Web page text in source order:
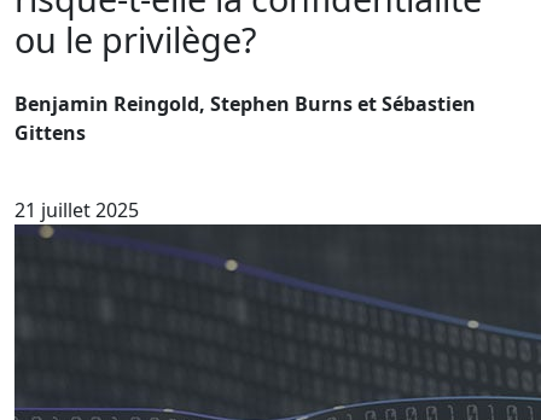
ou le privilège?
Benjamin Reingold, Stephen Burns et Sébastien
Gittens
21 juillet 2025